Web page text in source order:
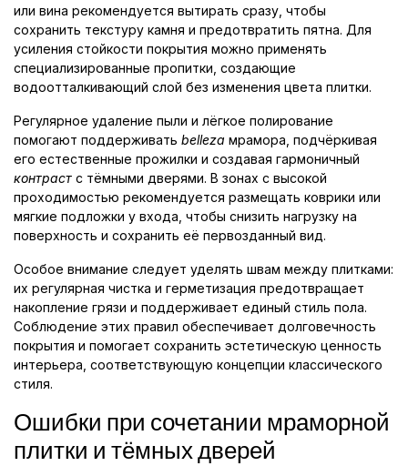
или вина рекомендуется вытирать сразу, чтобы
сохранить текстуру камня и предотвратить пятна. Для
усиления стойкости покрытия можно применять
специализированные пропитки, создающие
водоотталкивающий слой без изменения цвета плитки.
Регулярное удаление пыли и лёгкое полирование
помогают поддерживать belleza мрамора, подчёркивая
его естественные прожилки и создавая гармоничный
контраст с тёмными дверями. В зонах с высокой
проходимостью рекомендуется размещать коврики или
мягкие подложки у входа, чтобы снизить нагрузку на
поверхность и сохранить её первозданный вид.
Особое внимание следует уделять швам между плитками:
их регулярная чистка и герметизация предотвращает
накопление грязи и поддерживает единый стиль пола.
Соблюдение этих правил обеспечивает долговечность
покрытия и помогает сохранить эстетическую ценность
интерьера, соответствующую концепции классического
стиля.
Ошибки при сочетании мраморной
плитки и тёмных дверей